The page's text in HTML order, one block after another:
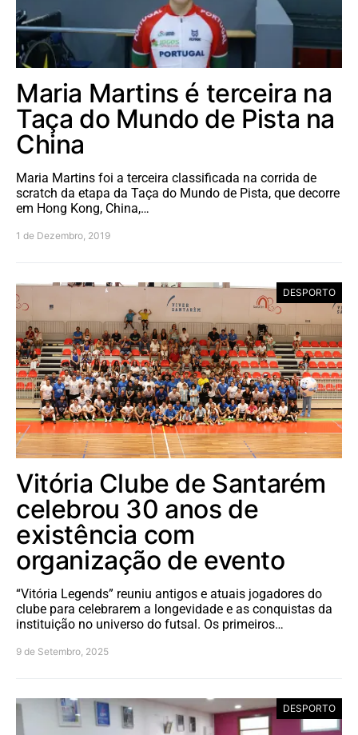
Maria Martins é terceira na
Taça do Mundo de Pista na
China
Maria Martins foi a terceira classificada na corrida de
scratch da etapa da Taça do Mundo de Pista, que decorre
em Hong Kong, China,…
1 de Dezembro, 2019
DESPORTO
Vitória Clube de Santarém
celebrou 30 anos de
existência com
organização de evento
“Vitória Legends” reuniu antigos e atuais jogadores do
clube para celebrarem a longevidade e as conquistas da
instituição no universo do futsal. Os primeiros…
9 de Setembro, 2025
DESPORTO